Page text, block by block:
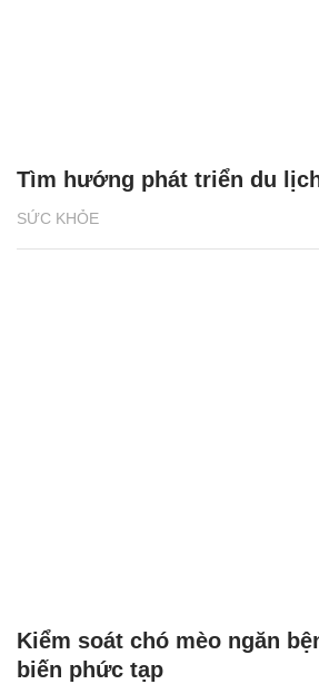
SỨC KHỎE
Tìm hướng phát triển du
Kiểm soát chó mèo ngăn
biến phức tạp